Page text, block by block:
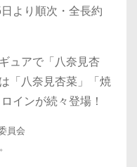
日より順次・全長約
ュアで「八奈見杏
「八奈見杏菜」「焼
インが続々登場！
員会